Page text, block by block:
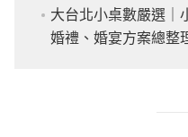
大台北小桌數嚴選｜
婚禮、婚宴方案總整